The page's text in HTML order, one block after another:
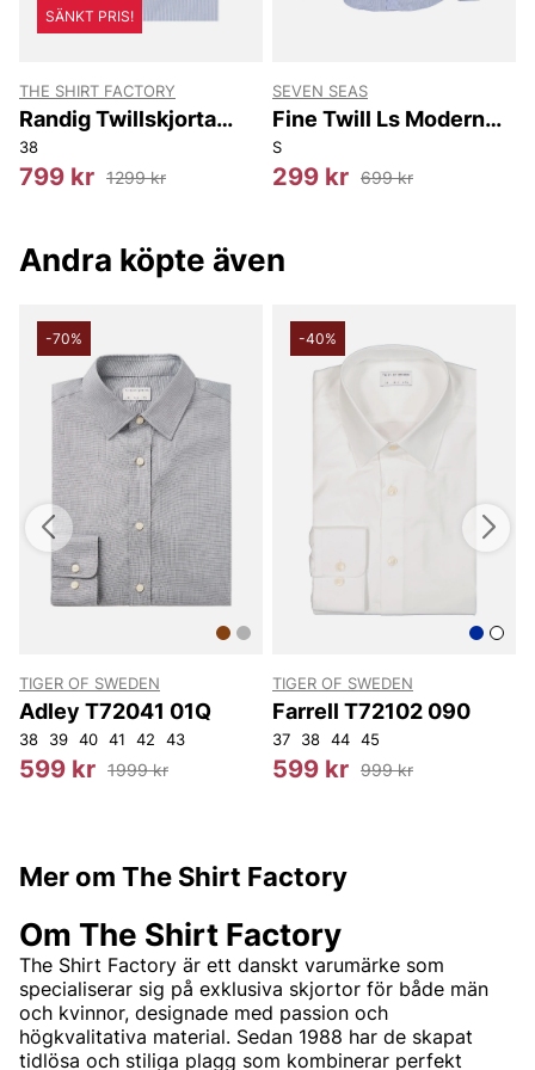
SÄNKT PRIS!
THE SHIRT FACTORY
Randig Twillskjorta
Seattle Slim Fit
38
799 kr 1299 kr
SEVEN SEAS
Fine Twill Ls Modern
Fit
S
299 kr 699 kr
Andra köpte även
-70%
TIGER OF SWEDEN
Adley T72041 01Q
38 39 40 41 42 43
599 kr 1999 kr
-40%
TIGER OF SWEDEN
Farrell T72102 090
37 38 44 45
599 kr 999 kr
Mer om The Shirt Factory
Om The Shirt Factory
The Shirt Factory är ett danskt varumärke som
specialiserar sig på exklusiva skjortor för både män
och kvinnor, designade med passion och
högkvalitativa material. Sedan 1988 har de skapat
tidlösa och stiliga plagg som kombinerar perfekt